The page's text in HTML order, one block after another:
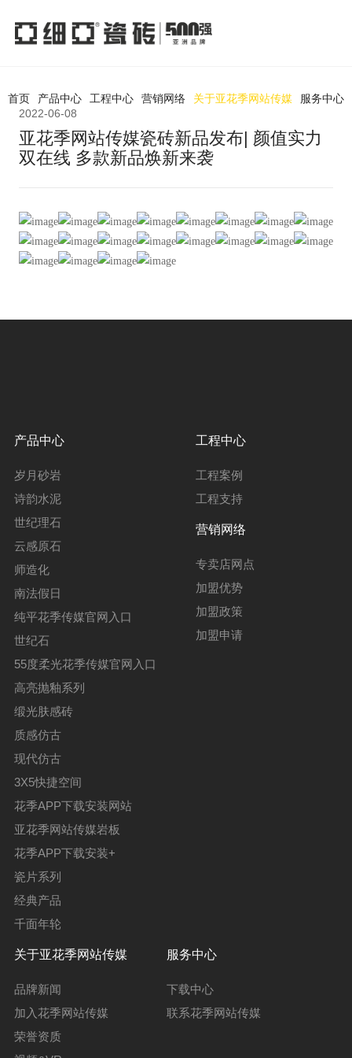
首页 产品中心 工程中心 营销网络 关于亚花季网站传媒 服务中心
2022-06-08
亚花季网站传媒瓷砖新品发布| 颜值实力
双在线 多款新品焕新来袭
产品中心
岁月砂岩
诗韵水泥
世纪理石
云感原石
师造化
南法假日
纯平花季传媒官网入口
世纪石
55度柔光花季传媒官网入口
高亮抛釉系列
缎光肤感砖
质感仿古
现代仿古
3X5快捷空间
花季APP下载安装网站
亚花季网站传媒岩板
花季APP下载安装+
瓷片系列
经典产品
千面年轮
工程中心
工程案例
工程支持
营销网络
专卖店网点
加盟优势
加盟政策
加盟申请
关于亚花季网站传媒
品牌新闻
加入花季网站传媒
荣誉资质
服务中心
下载中心
联系花季网站传媒